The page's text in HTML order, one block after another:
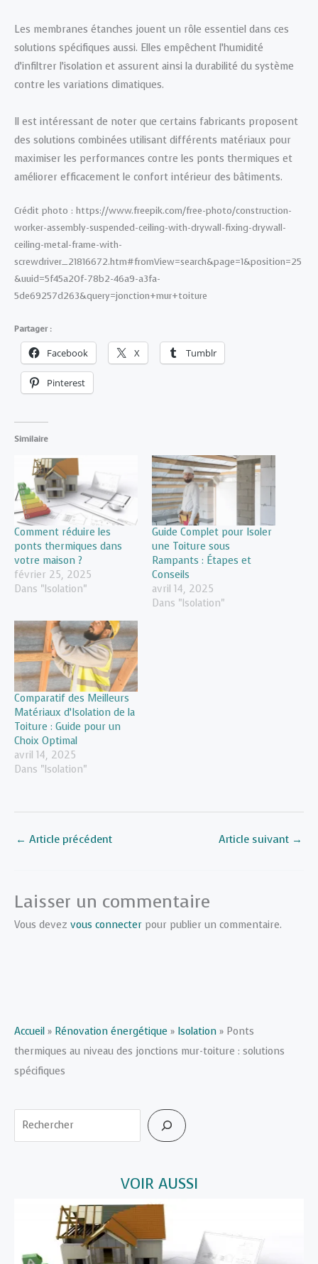
Les membranes étanches jouent un rôle essentiel dans ces
solutions spécifiques aussi. Elles empêchent l’humidité
d’infiltrer l’isolation et assurent ainsi la durabilité du système
contre les variations climatiques.
Il est intéressant de noter que certains fabricants proposent
des solutions combinées utilisant différents matériaux pour
maximiser les performances contre les ponts thermiques et
améliorer efficacement le confort intérieur des bâtiments.
Crédit photo : https://www.freepik.com/free-photo/construction-
worker-assembly-suspended-ceiling-with-drywall-fixing-drywall-
ceiling-metal-frame-with-
screwdriver_21816672.htm#fromView=search&page=1&position=25
&uuid=5f45a20f-78b2-46a9-a3fa-
5de69257d263&query=jonction+mur+toiture
Partager :
Facebook X Tumblr
Pinterest
Similaire
Comment réduire les
ponts thermiques dans
votre maison ?
février 25, 2025
Dans "Isolation"
Guide Complet pour Isoler
une Toiture sous
Rampants : Étapes et
Conseils
avril 14, 2025
Dans "Isolation"
Comparatif des Meilleurs
Matériaux d’Isolation de la
Toiture : Guide pour un
Choix Optimal
avril 14, 2025
Dans "Isolation"
← Article précédent Article suivant →
Laisser un commentaire
Vous devez vous connecter pour publier un commentaire.
Accueil » Rénovation énergétique » Isolation » Ponts
thermiques au niveau des jonctions mur-toiture : solutions
spécifiques
Rechercher
VOIR AUSSI